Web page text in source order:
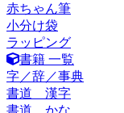
赤ちゃん筆
小分け袋
ラッピング
書籍 一覧
字／辞／事典
書道 漢字
書道 かな